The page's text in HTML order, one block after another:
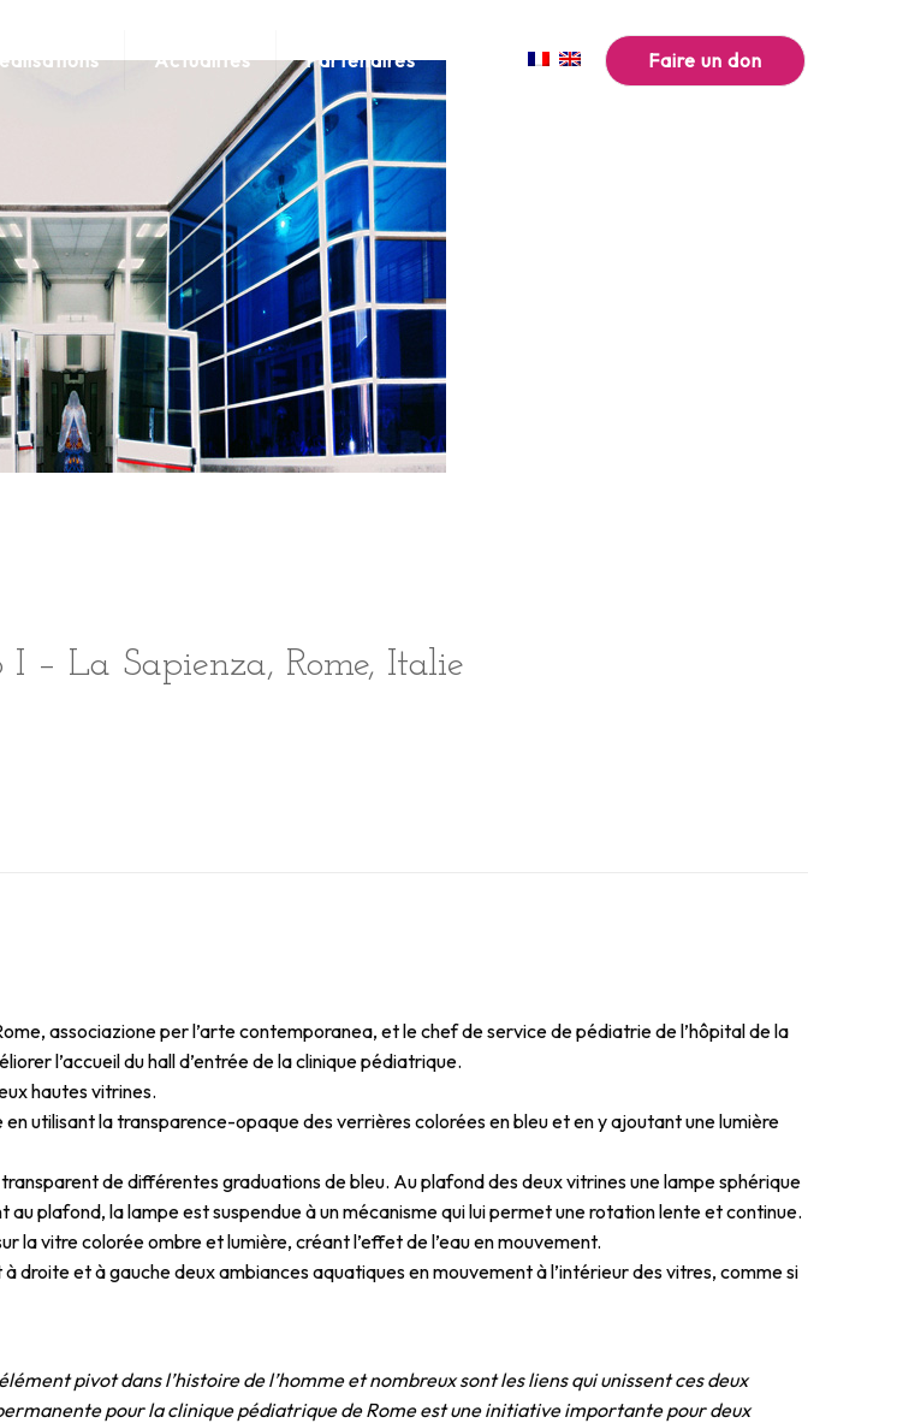
Actualités Partenaires Faire un don
– La Sapienza, Rome, Italie
associazione per l’arte contemporanea, et le chef de service de pédiatrie de l’hôpital de la
l’accueil du hall d’entrée de la clinique pédiatrique.
hautes vitrines.
utilisant la transparence-opaque des verrières colorées en bleu et en y ajoutant une lumière
de différentes graduations de bleu. Au plafond des deux vitrines une lampe sphérique
plafond, la lampe est suspendue à un mécanisme qui lui permet une rotation lente et continue.
la vitre colorée ombre et lumière, créant l’effet de l’eau en mouvement.
droite et à gauche deux ambiances aquatiques en mouvement à l’intérieur des vitres, comme si
pivot dans l’histoire de l’homme et nombreux sont les liens qui unissent ces deux
pour la clinique pédiatrique de Rome est une initiative importante pour deux